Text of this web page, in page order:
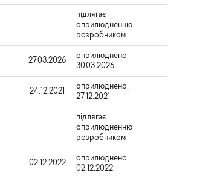
підлягає
оприлюдненню
розробником
27.03.2026
оприлюднено:
30.03.2026
24.12.2021
оприлюднено:
27.12.2021
підлягає
оприлюдненню
розробником
02.12.2022
оприлюднено:
02.12.2022